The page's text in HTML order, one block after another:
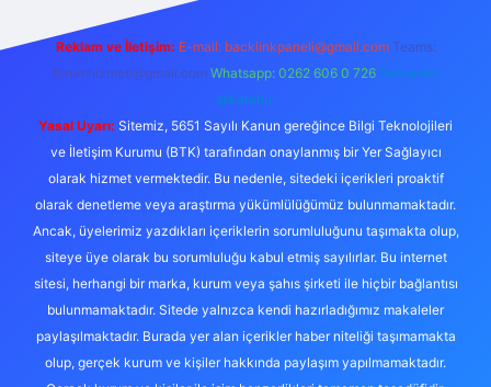
Reklam ve İletişim: E-mail: backlinkpaneli@gmail.com Teams:
forumhizmeti@gmail.com Whatsapp: 0262 606 0 726 Telegram:
@karabul
Yasal Uyarı: Sitemiz, 5651 Sayılı Kanun gereğince Bilgi Teknolojileri
ve İletişim Kurumu (BTK) tarafından onaylanmış bir Yer Sağlayıcı
olarak hizmet vermektedir. Bu nedenle, sitedeki içerikleri proaktif
olarak denetleme veya araştırma yükümlülüğümüz bulunmamaktadır.
Ancak, üyelerimiz yazdıkları içeriklerin sorumluluğunu taşımakta olup,
siteye üye olarak bu sorumluluğu kabul etmiş sayılırlar. Bu internet
sitesi, herhangi bir marka, kurum veya şahıs şirketi ile hiçbir bağlantısı
bulunmamaktadır. Sitede yalnızca kendi hazırladığımız makaleler
paylaşılmaktadır. Burada yer alan içerikler haber niteliği taşımamakta
olup, gerçek kurum ve kişiler hakkında paylaşım yapılmamaktadır.